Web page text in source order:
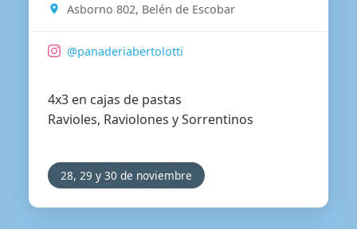
Asborno 802, Belén de Escobar
@panaderiabertolotti
4x3 en cajas de pastas
Ravioles, Raviolones y Sorrentinos
28, 29 y 30 de noviembre